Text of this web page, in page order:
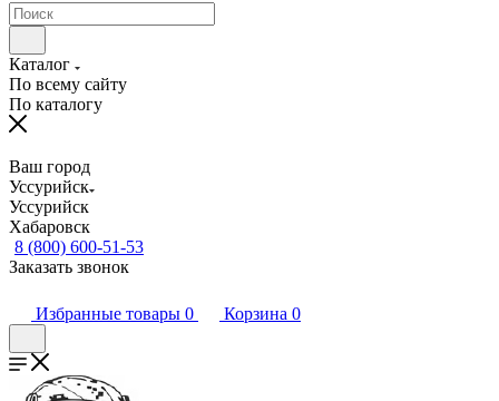
Каталог
По всему сайту
По каталогу
Ваш город
Уссурийск
Уссурийск
Хабаровск
8 (800) 600-51-53
Заказать звонок
Избранные товары 0 Корзина 0